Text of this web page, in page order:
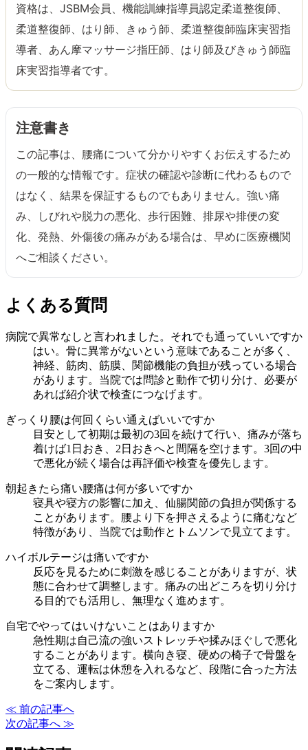
資格は、JSBM会員、機能訓練指導員認定柔道整復師、
柔道整復師、はり師、きゅう師、柔道整復師臨床実習指
導者、あん摩マッサージ指圧師、はり師及びきゅう師臨
床実習指導者です。
注意書き
この記事は、腰痛について分かりやすくお伝えするため
の一般的な情報です。症状の確認や診断に代わるもので
はなく、結果を保証するものでもありません。強い痛
み、しびれや脱力の悪化、歩行困難、排尿や排便の変
化、発熱、外傷後の痛みがある場合は、早めに医療機関
へご相談ください。
よくある質問
病院で異常なしと言われました。それでも通っていいですか
はい。骨に異常がないという意味であることが多く、
神経、筋肉、筋膜、関節機能の負担が残っている場合
があります。当院では問診と動作で切り分け、必要が
あれば紹介状で検査につなげます。
ぎっくり腰は何回くらい通えばいいですか
目安として初期は最初の3回を続けて行い、痛みが落ち
着けば1日おき、2日おきへと間隔を空けます。3回の中
で悪化が続く場合は再評価や検査を優先します。
朝起きたら痛い腰痛は何が多いですか
寝具や寝方の影響に加え、仙腸関節の負担が関係する
ことがあります。腰より下を押さえるように痛むなど
特徴があり、当院では動作とトムソンで見立てます。
ハイボルテージは痛いですか
反応を見るために刺激を感じることがありますが、状
態に合わせて調整します。痛みの出どころを切り分け
る目的でも活用し、無理なく進めます。
自宅でやってはいけないことはありますか
急性期は自己流の強いストレッチや揉みほぐしで悪化
することがあります。横向き寝、硬めの椅子で骨盤を
立てる、運転は休憩を入れるなど、段階に合った方法
をご案内します。
≪ 前の記事へ
次の記事へ ≫